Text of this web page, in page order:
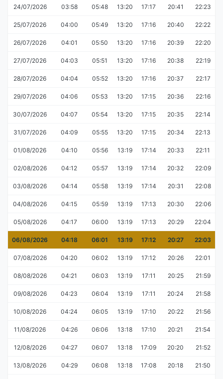
24/07/2026 03:58 05:48 13:20 17:17 20:41 22:23
25/07/2026 04:00 05:49 13:20 17:16 20:40 22:22
26/07/2026 04:01 05:50 13:20 17:16 20:39 22:20
27/07/2026 04:03 05:51 13:20 17:16 20:38 22:19
28/07/2026 04:04 05:52 13:20 17:16 20:37 22:17
29/07/2026 04:06 05:53 13:20 17:15 20:36 22:16
30/07/2026 04:07 05:54 13:20 17:15 20:35 22:14
31/07/2026 04:09 05:55 13:20 17:15 20:34 22:13
01/08/2026 04:10 05:56 13:19 17:14 20:33 22:11
02/08/2026 04:12 05:57 13:19 17:14 20:32 22:09
03/08/2026 04:14 05:58 13:19 17:14 20:31 22:08
04/08/2026 04:15 05:59 13:19 17:13 20:30 22:06
05/08/2026 04:17 06:00 13:19 17:13 20:29 22:04
06/08/2026 04:18 06:01 13:19 17:12 20:27 22:03
07/08/2026 04:20 06:02 13:19 17:12 20:26 22:01
08/08/2026 04:21 06:03 13:19 17:11 20:25 21:59
09/08/2026 04:23 06:04 13:19 17:11 20:24 21:58
10/08/2026 04:24 06:05 13:19 17:10 20:22 21:56
11/08/2026 04:26 06:06 13:18 17:10 20:21 21:54
12/08/2026 04:27 06:07 13:18 17:09 20:20 21:52
13/08/2026 04:29 06:08 13:18 17:08 20:18 21:50